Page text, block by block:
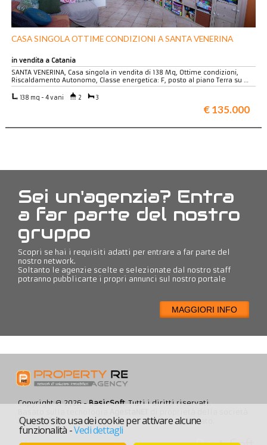
Questo sito usa dei cookie per attivare alcune
funzionalità -Vedi dettagli
CASA SINGOLA OTTIME CONDIZIONI A SANTA VENERINA
in vendita a Catania
SANTA VENERINA, Casa singola in vendita di 138 Mq, Ottime condizioni,
Riscaldamento Autonomo, Classe energetica: F, posto al piano Terra su …
138 mq - 4 vani 2 3
€ 135.000
Sei un'agenzia? Entra
a far parte del nostro
gruppo
Scopri se hai i requisiti adatti per entrare a far parte del
nostro network.
Soltanto le agenzie scelte e selezionate dal nostro staff
potranno pubblicarte i propri annunci sul nostro portale
MAGGIORI INFO
Copyright @ 2026 -BasicSoft. Tutti i diritti riservati.
BasicSoft s.r.l.. PropertyRE ® è un marchio registrato.